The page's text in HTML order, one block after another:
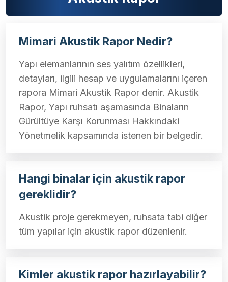
Mimari Akustik Rapor Nedir?
Yapı elemanlarının ses yalıtım özellikleri,
detayları, ilgili hesap ve uygulamalarını içeren
rapora Mimari Akustik Rapor denir. Akustik
Rapor, Yapı ruhsatı aşamasında Binaların
Gürültüye Karşı Korunması Hakkındaki
Yönetmelik kapsamında istenen bir belgedir.
Hangi binalar için akustik rapor
gereklidir?
Akustik proje gerekmeyen, ruhsata tabi diğer
tüm yapılar için akustik rapor düzenlenir.
Kimler akustik rapor hazırlayabilir?